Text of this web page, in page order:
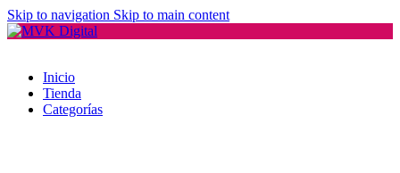
Skip to navigation Skip to main content
Inicio
Tienda
Categorías